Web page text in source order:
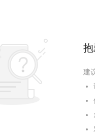
建